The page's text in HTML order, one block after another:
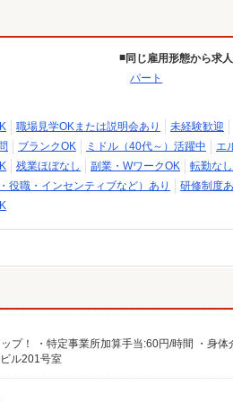
同じ雇用形態から求
パート
職場見学OKまたは説明会あり 未経験歓迎
ブランクOK ミドル（40代～）活躍中 エ
残業ほぼなし 副業・WワークOK 転勤なし
役職・インセンティブなど）あり 研修制度
ル201号室